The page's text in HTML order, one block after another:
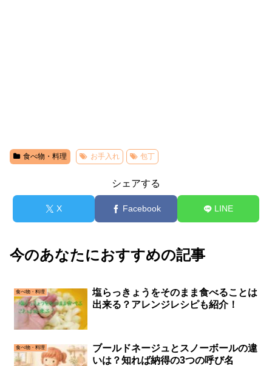
食べ物・料理 お手入れ 包丁
シェアする
X Facebook LINE
今のあなたにおすすめの記事
食べ物・料理
塩らっきょうをそのまま食べることは
出来る？アレンジレシピも紹介！
食べ物・料理
ブールドネージュとスノーボールの違
いは？知れば納得の3つの呼び名